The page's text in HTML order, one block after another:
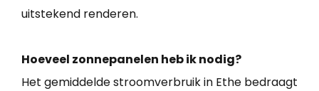
uitstekend renderen.
Hoeveel zonnepanelen heb ik nodig?
Het gemiddelde stroomverbruik in Ethe bedraagt